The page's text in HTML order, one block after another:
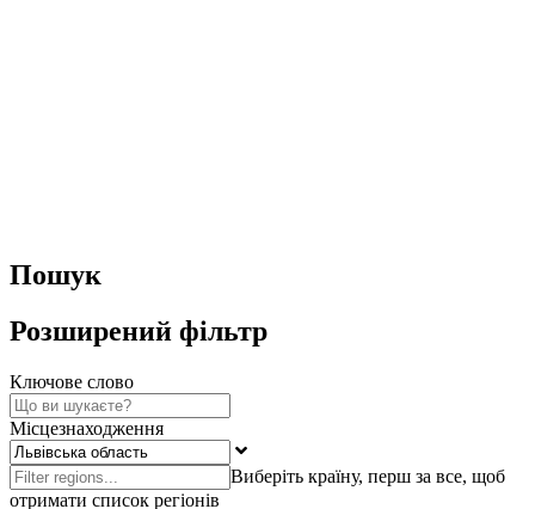
Пошук
Розширений фільтр
Ключове слово
Місцезнаходження